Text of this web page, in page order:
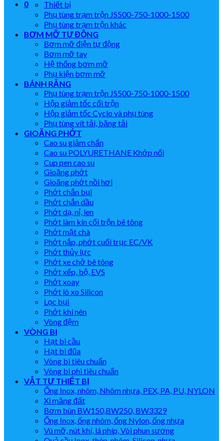
0
Thiết bị
Phụ tùng trạm trộn JS500-750-1000-1500
Phụ tùng trạm trộn khác
BƠM MỠ TỰ ĐỘNG
Bơm mỡ điện tự động
Bơm mỡ tay
Hệ thống bơm mỡ
Phụ kiện bơm mỡ
BÁNH RĂNG
Phụ tùng trạm trộn JS500-750-1000-1500
Hộp giảm tốc cối trộn
Hộp giảm tốc Cyclo và phụ tùng
Phụ tùng vít tải, băng tải
GIOĂNG PHỚT
Cao su giảm chấn
Cao su POLYURETHANE Khớp nối
Cup pen cao su
Gioăng phớt
Gioăng phớt nồi hơi
Phớt chắn bụi
Phớt chắn dầu
Phớt dạ, nỉ, len
Phớt làm kín cối trộn bê tông
Phớt mặt chà
Phớt nắp, phớt cuối trục EC/VK
Phớt thủy lực
Phớt xe chở bê tông
Phớt xếp, bộ, EVS
Phớt xoay
Phớt lò xo Silicon
Lọc bụi
Phớt khí nén
Vòng đệm
VÒNG BI
Hạt bi cầu
Hạt bi đũa
Vòng bi tiêu chuẩn
Vòng bi phi tiêu chuẩn
VẬT TƯ THIẾT BỊ
Ống Inox, nhôm, Nhôm nhựa, PEX, PA, PU, NYLON
Xi măng đất
Bơm bùn BW150,BW250, BW3329
Ống Inox, ống nhôm, ống Nylon, ống nhựa
Vú mỡ, nút khí, lá phíp, Vòi phun sương